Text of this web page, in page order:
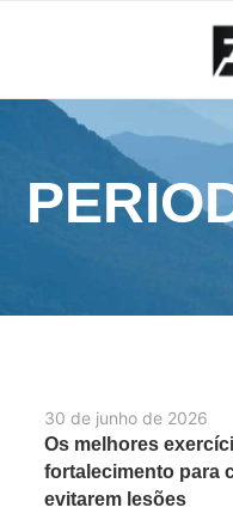
30 de junho de 2026
Os melhores
fortalecimento para
evitarem lesões